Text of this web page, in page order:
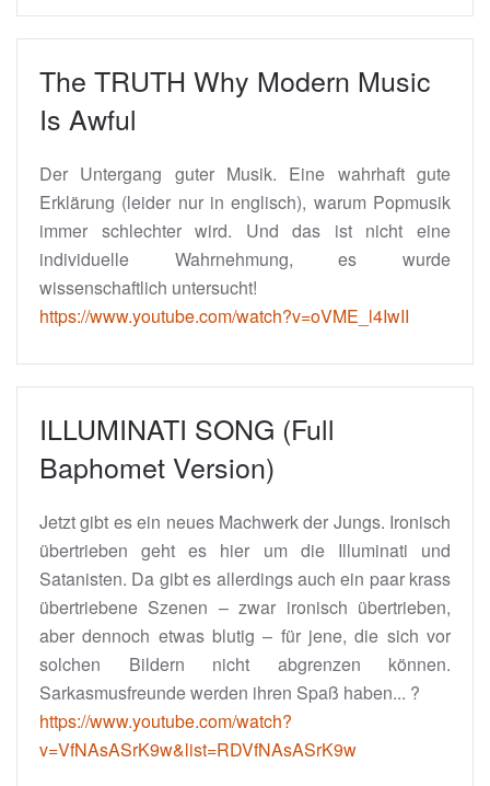
The TRUTH Why Modern Music
Is Awful
Der Untergang guter Musik. Eine wahrhaft gute
Erklärung (leider nur in englisch), warum Popmusik
immer schlechter wird. Und das ist nicht eine
individuelle Wahrnehmung, es wurde
wissenschaftlich untersucht!
https://www.youtube.com/watch?v=oVME_l4IwII
ILLUMINATI SONG (Full
Baphomet Version)
Jetzt gibt es ein neues Machwerk der Jungs. Ironisch
übertrieben geht es hier um die Illuminati und
Satanisten. Da gibt es allerdings auch ein paar krass
übertriebene Szenen – zwar ironisch übertrieben,
aber dennoch etwas blutig – für jene, die sich vor
solchen Bildern nicht abgrenzen können.
Sarkasmusfreunde werden ihren Spaß haben... ?
https://www.youtube.com/watch?
v=VfNAsASrK9w&list=RDVfNAsASrK9w